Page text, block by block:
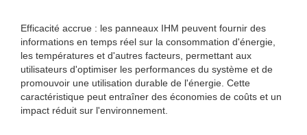
Efficacité accrue : les panneaux IHM peuvent fournir des
informations en temps réel sur la consommation d'énergie,
les températures et d'autres facteurs, permettant aux
utilisateurs d'optimiser les performances du système et de
promouvoir une utilisation durable de l'énergie. Cette
caractéristique peut entraîner des économies de coûts et un
impact réduit sur l'environnement.